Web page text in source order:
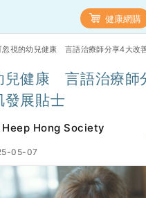
健康網購
兒健康 言語治療師
發展貼士
Heep Hong Society
05-07